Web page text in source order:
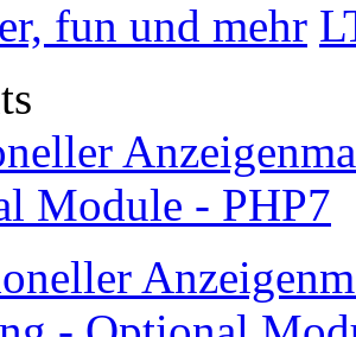
fun und mehr
Module - PHP7